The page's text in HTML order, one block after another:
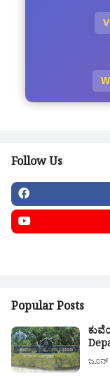
Follow Us
Popular Posts
ಜೂನ್